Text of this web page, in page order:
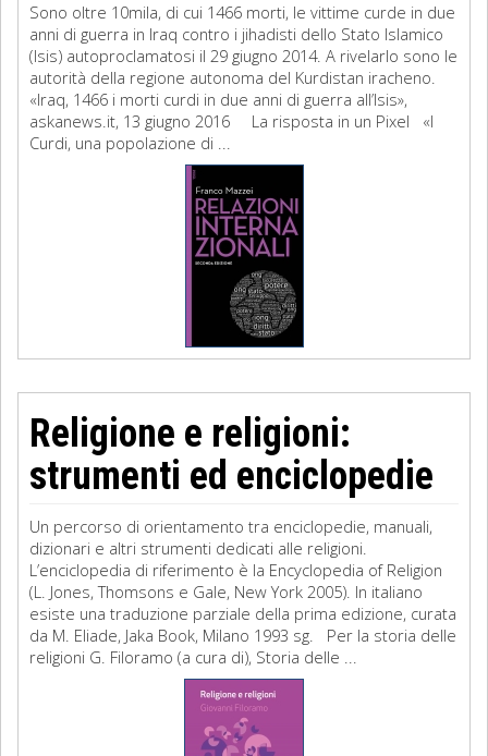
Sono oltre 10mila, di cui 1466 morti, le vittime curde in due
anni di guerra in Iraq contro i jihadisti dello Stato Islamico
(Isis) autoproclamatosi il 29 giugno 2014. A rivelarlo sono le
autorità della regione autonoma del Kurdistan iracheno.
«Iraq, 1466 i morti curdi in due anni di guerra all’Isis»,
askanews.it, 13 giugno 2016 La risposta in un Pixel «I
Curdi, una popolazione di ...
Religione e religioni:
strumenti ed enciclopedie
Un percorso di orientamento tra enciclopedie, manuali,
dizionari e altri strumenti dedicati alle religioni.
L’enciclopedia di riferimento è la Encyclopedia of Religion
(L. Jones, Thomsons e Gale, New York 2005). In italiano
esiste una traduzione parziale della prima edizione, curata
da M. Eliade, Jaka Book, Milano 1993 sg. Per la storia delle
religioni G. Filoramo (a cura di), Storia delle ...